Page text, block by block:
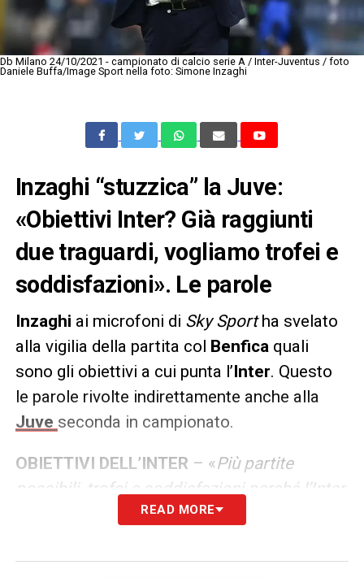
Db Milano 24/10/2021 - campionato di calcio serie A / Inter-Juventus / foto
Daniele Buffa/Image Sport nella foto: Simone Inzaghi
Inzaghi “stuzzica” la Juve:
«Obiettivi Inter? Già raggiunti
due traguardi, vogliamo trofei e
soddisfazioni». Le parole
Inzaghi ai microfoni di Sky Sportha svelato
alla vigilia della partita col Benfica quali
sono gli obiettivi a cui punta l’Inter. Questo
le parole rivolte indirettamente anche alla
Juve seconda in campionato.
OBIETTIVI DELL’INTER – «Più partite
possibili, trofei e soddisfazioni perché l’Inter
ha raggiunto due traguardi importanti, gli
Mondiale per Club. Sono obiettivi importanti
READ MORE